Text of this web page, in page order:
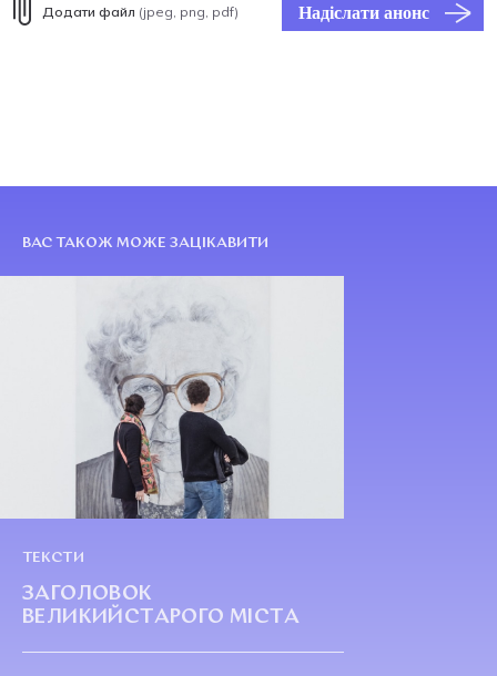
Додати файл (jpeg, png, pdf) Надіслати анонс
ВАС ТАКОЖ МОЖЕ ЗАЦІКАВИТИ
ТЕКСТИ
ЗАГОЛОВОК
ВЕЛИКИЙСТАРОГО МІСТА